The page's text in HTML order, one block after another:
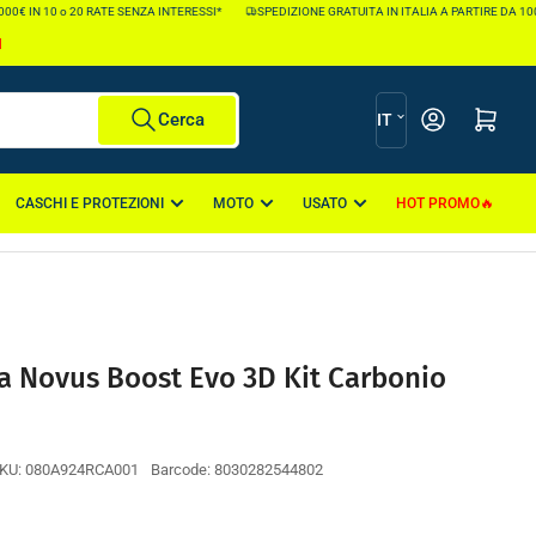
IN 10 o 20 RATE SENZA INTERESSI* SPEDIZIONE GRATUITA IN ITALIA A PARTIRE DA 100€
Cerca
L
i
n
u
IT Apri il mini
CASCHI E PROTEZIONI MOTO USATO HOT PROMO
Novus Boost Evo 3D Kit Carbonio
080A924RCA001 Barcode: 8030282544802